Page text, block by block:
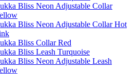
Bliss Neon Adjustable Collar
Bliss Neon Adjustable Collar Hot
Bliss Collar Red
Bliss Leash Turquoise
Bliss Neon Adjustable Leash